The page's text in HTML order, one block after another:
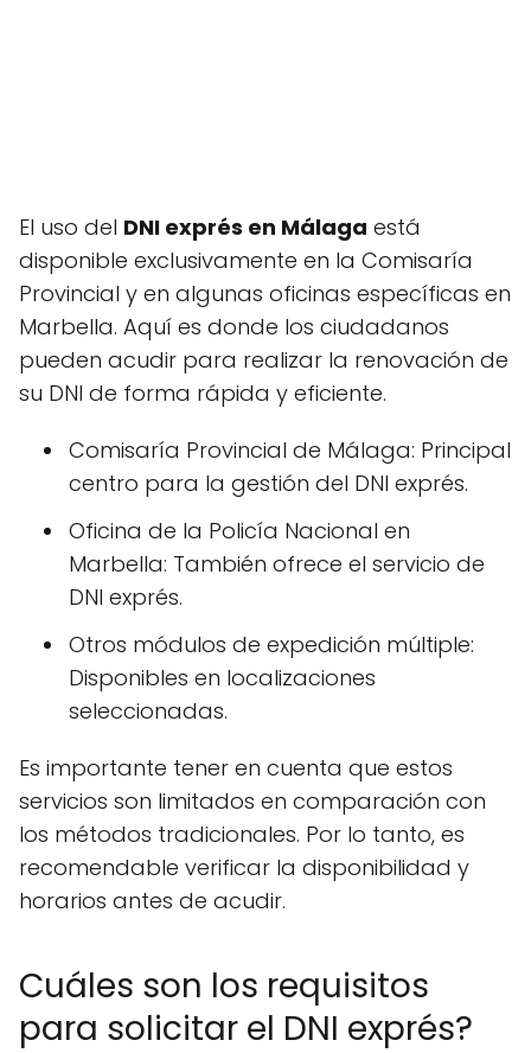
El uso del DNI exprés en Málaga está
disponible exclusivamente en la Comisaría
Provincial y en algunas oficinas específicas en
Marbella. Aquí es donde los ciudadanos
pueden acudir para realizar la renovación de
su DNI de forma rápida y eficiente.
Comisaría Provincial de Málaga: Principal
centro para la gestión del DNI exprés.
Oficina de la Policía Nacional en
Marbella: También ofrece el servicio de
DNI exprés.
Otros módulos de expedición múltiple:
Disponibles en localizaciones
seleccionadas.
Es importante tener en cuenta que estos
servicios son limitados en comparación con
los métodos tradicionales. Por lo tanto, es
recomendable verificar la disponibilidad y
horarios antes de acudir.
Cuáles son los requisitos
para solicitar el DNI exprés?